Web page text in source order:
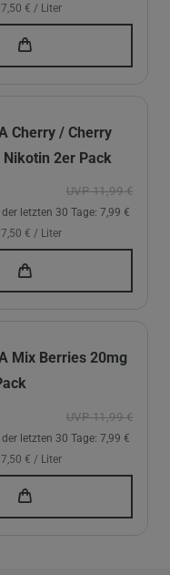
€ / Liter
Cherry / Cherry
Nikotin 2er Pack
UVP 11,99 €
letzten 30 Tage: 7,99 €
€ / Liter
Mix Berries 20mg
UVP 11,99 €
letzten 30 Tage: 7,99 €
€ / Liter